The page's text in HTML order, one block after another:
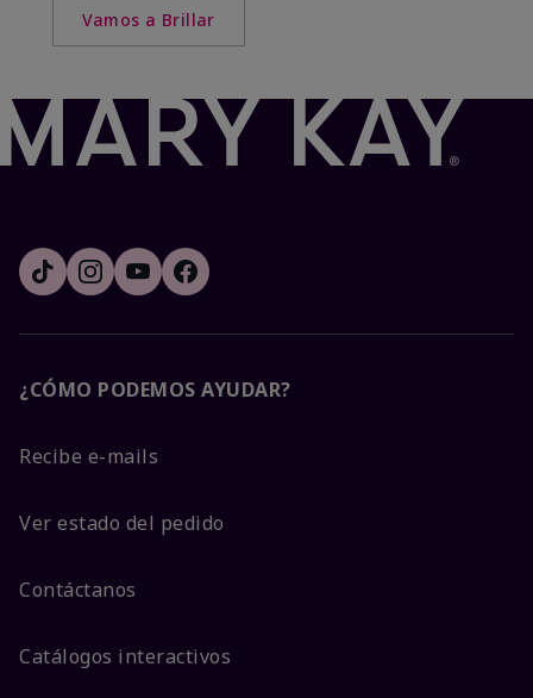
Vamos a Brillar
¿CÓMO PODEMOS AYUDAR?
Recibe e-mails
Ver estado del pedido
Contáctanos
Catálogos interactivos